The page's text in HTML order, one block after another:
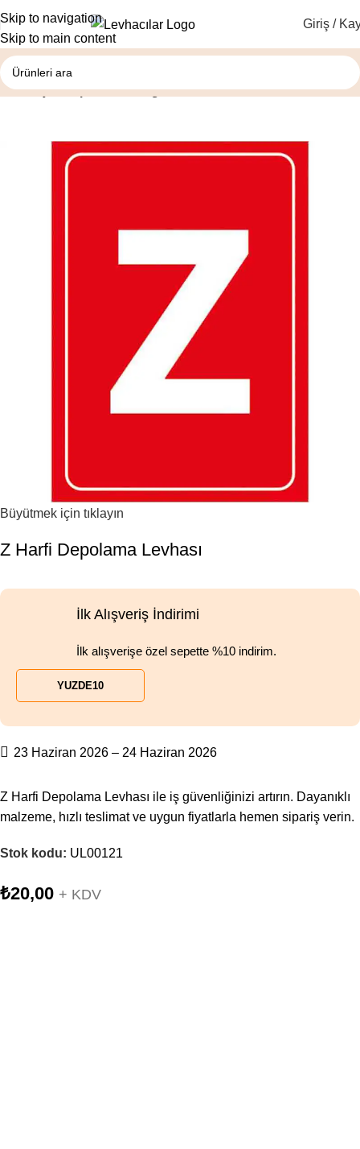
Skip to navigation
Skip to main content
Giriş /
Ana Sayfa Depolama İle İlgili Levhalar
Büyütmek için tıklayın
Z Harfi Depolama Levhası
İlk Alışveriş İndirimi
İlk alışverişe özel sepette %10 indirim.
YUZDE10
23 Haziran 2026 – 24 Haziran 2026
Z Harfi Depolama Levhası ile iş güvenliğinizi artırın. Dayanıklı
malzeme, hızlı teslimat ve uygun fiyatlarla hemen sipariş verin.
Stok kodu: UL00121
₺20,00 + KDV